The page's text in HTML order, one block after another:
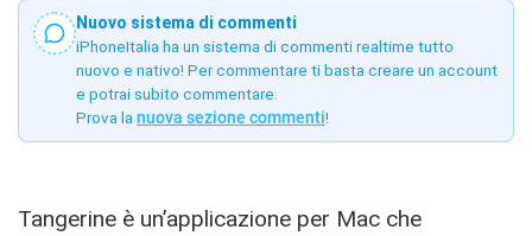
Nuovo sistema di commenti
iPhoneItalia ha un sistema di commenti realtime tutto
nuovo e nativo! Per commentare ti basta creare un account
e potrai subito commentare.
Prova la nuova sezione commenti!
Tangerine è un’applicazione per Mac che